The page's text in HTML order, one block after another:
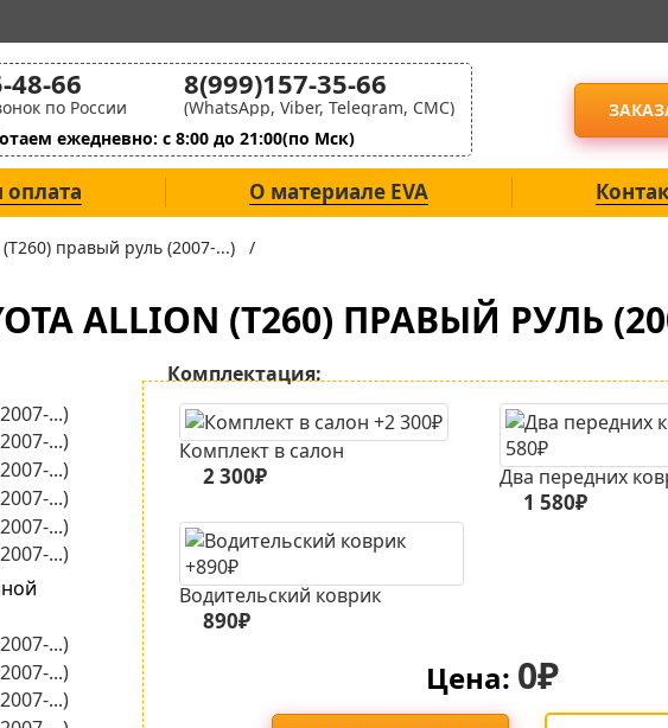
48-66
по России
8(999)157-35-66
(WhatsApp, Viber, Telegram, СМС)
ежедневно: с 8:00 до 21:00(по Мск)
оплата О материале EVA
(T260) правый руль (2007-...) /
ALLION (T260) ПРАВЫЙ РУЛЬ
Комплектация:
Комплект в салон
2 300₽ Два передних
1 580₽
Водительский коврик
890₽
Цена: 0₽